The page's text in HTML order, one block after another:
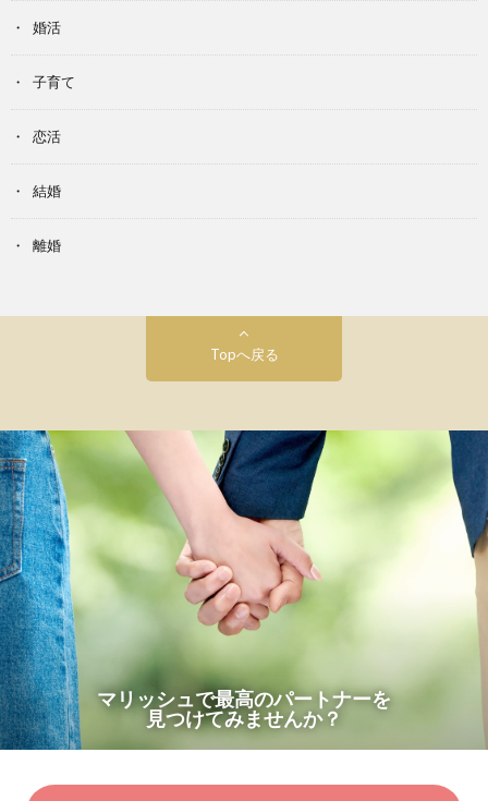
婚活
子育て
恋活
結婚
離婚
Topへ戻る
マリッシュで最高のパートナーを
見つけてみませんか？